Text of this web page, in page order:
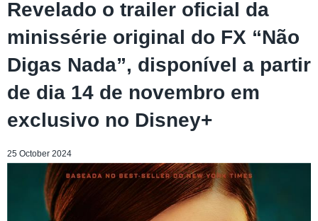
Revelado o trailer oficial da
minissérie original do FX “Não
Digas Nada”, disponível a partir
de dia 14 de novembro em
exclusivo no Disney+
25 October 2024